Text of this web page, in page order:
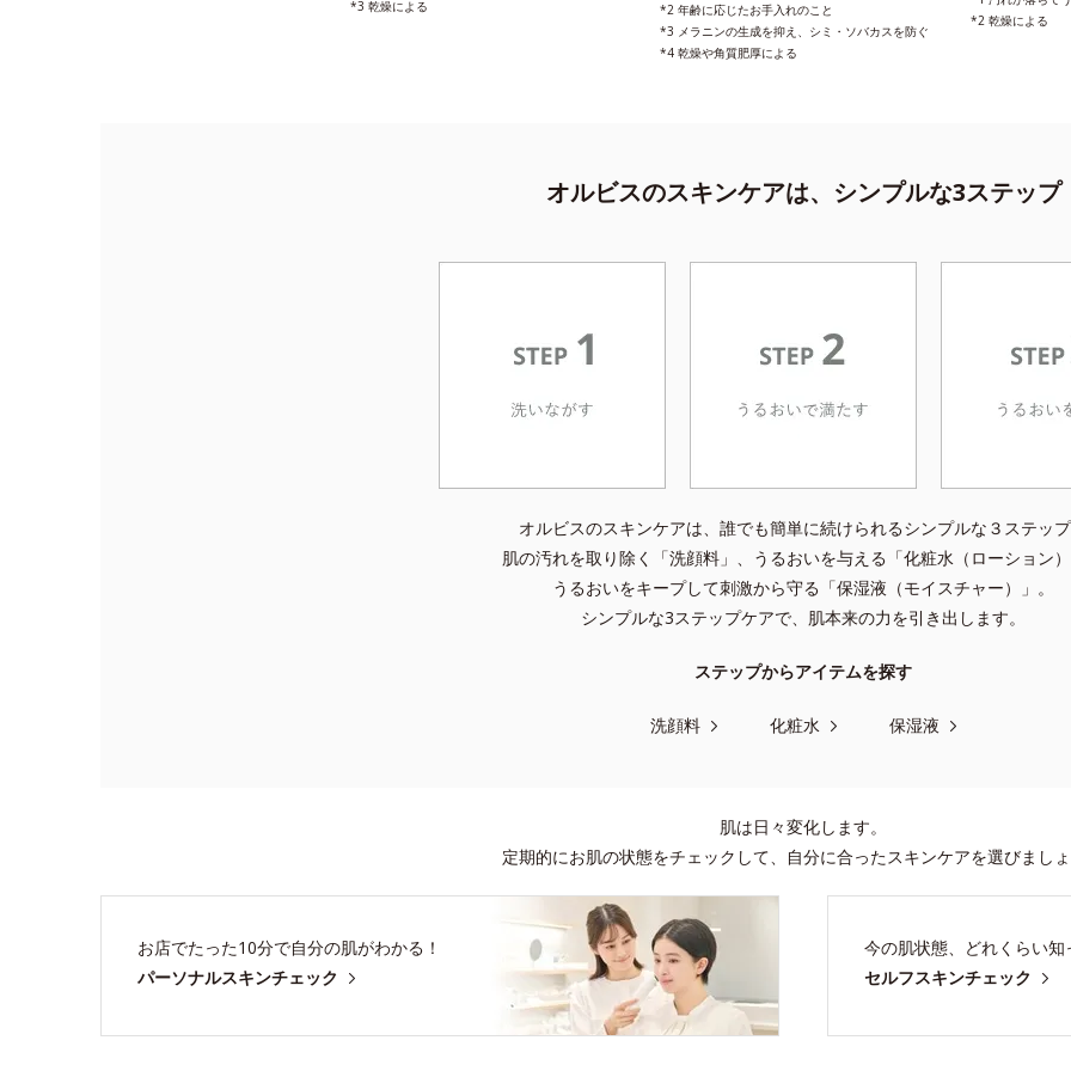
*3 乾燥による
*2 年齢に応じたお手入れのこと
*3 メラニンの生成を抑え、シミ・ソバカスを防ぐ
*4 乾燥や角質肥厚による
*2 乾燥による
オルビスのスキンケアは、 シンプルな3ステップ
オルビスのスキンケアは、誰でも簡単に続けられるシンプルな３ステッ
肌の汚れを取り除く「洗顔料」、うるおいを与える「化粧水（ローション
うるおいをキープして刺激から守る「保湿液（モイスチャー）」。
シンプルな3ステップケアで、肌本来の力を引き出します。
ステップからアイテムを探す
洗顔料 化粧水 保湿液
肌は日々変化します。
定期的にお肌の状態をチェックして、
自分に合ったスキンケアを選びまし
お店でたった10分で自分の肌がわかる！
パーソナルスキンチェック
今の肌状態、どれくらい
セルフスキンチェック